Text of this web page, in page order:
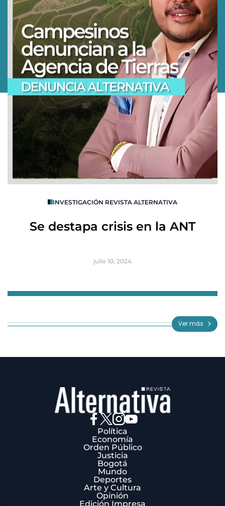
INVESTIGACIÓN REVISTA ALTERNATIVA
Se destapa crisis en la ANT
julio 10, 2024
3
Ver más
Política
Economía
Orden Público
Justicia
Bogotá
Mundo
Deportes
Arte y Cultura
Opinión
Edición Impresa